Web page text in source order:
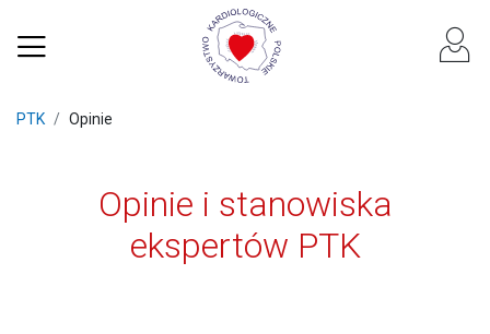
PTK Opinie
Opinie i stanowiska
ekspertów PTK